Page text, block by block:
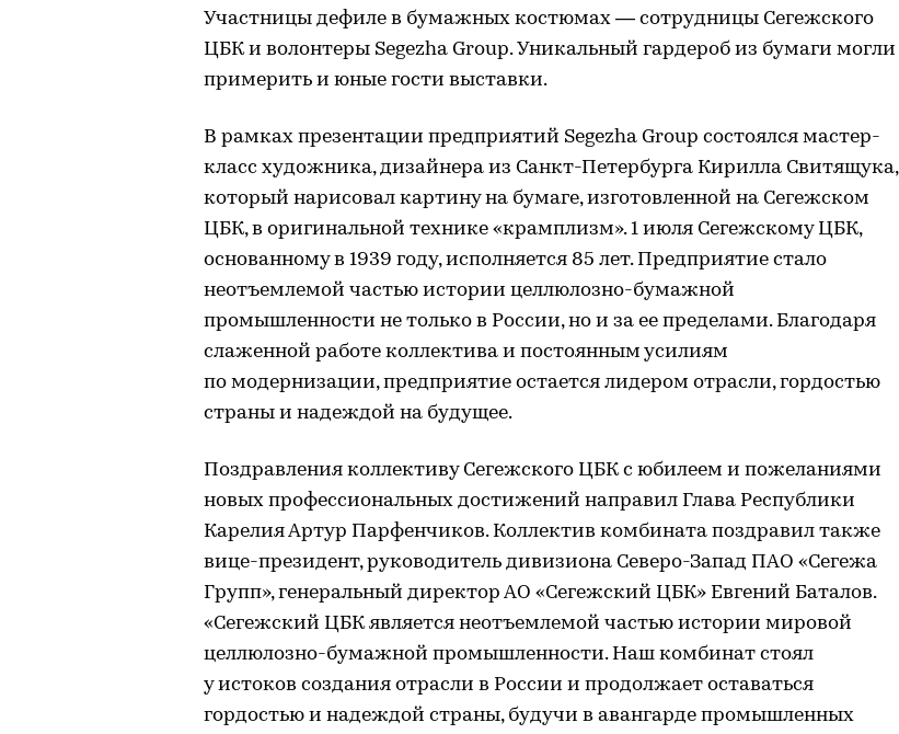
Участницы дефиле в бумажных костюмах — сотрудницы Сегежского
ЦБК и волонтеры Segezha Group. Уникальный гардероб из бумаги могли
примерить и юные гости выставки.
В рамках презентации предприятий Segezha Group состоялся мастер-
класс художника, дизайнера из Санкт-Петербурга Кирилла Свитящука,
который нарисовал картину на бумаге, изготовленной на Сегежском
ЦБК, в оригинальной технике «крамплизм». 1 июля Сегежскому ЦБК,
основанному в 1939 году, исполняется 85 лет. Предприятие стало
неотъемлемой частью истории целлюлозно-бумажной
промышленности не только в России, но и за ее пределами. Благодаря
слаженной работе коллектива и постоянным усилиям
по модернизации, предприятие остается лидером отрасли, гордостью
страны и надеждой на будущее.
Поздравления коллективу Сегежского ЦБК с юбилеем и пожеланиями
новых профессиональных достижений направил Глава Республики
Карелия Артур Парфенчиков. Коллектив комбината поздравил также
вице-президент, руководитель дивизиона Северо-Запад ПАО «Сегежа
Групп», генеральный директор АО «Сегежский ЦБК» Евгений Баталов.
«Сегежский ЦБК является неотъемлемой частью истории мировой
целлюлозно-бумажной промышленности. Наш комбинат стоял
у истоков создания отрасли в России и продолжает оставаться
гордостью и надеждой страны, будучи в авангарде промышленных